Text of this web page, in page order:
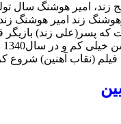
زند امیر هوشنگ
که پسر(علی زند)
فیلم (نقاب آهنین) شروع